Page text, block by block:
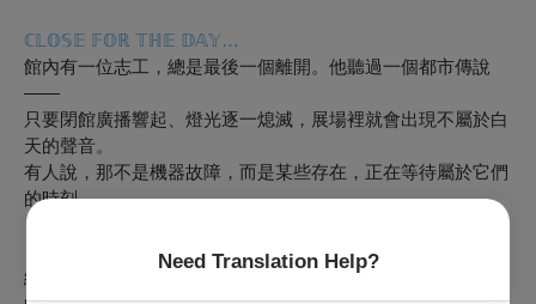
Need Translation Help?
ℂ𝕃𝕆𝕊𝔼 𝔽𝕆ℝ 𝕋ℍ𝔼 𝔻𝔸𝕐…
館內有一位志工，總是最後一個離開。他聽過一個都市傳說
——
只要閉館廣播響起、燈光逐一熄滅，展場裡就會出現不屬於白
天的聲音。
有人說，那不是機器故障，而是某些存在，正在等待屬於它們
的時刻。
《今天的營業時間即將結束》從這個傳說展開，
結合劇場敘事與歌仔戲演出，讓觀眾走進一段發生在閉館之後